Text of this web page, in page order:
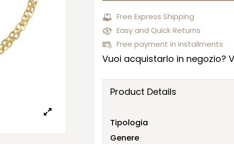
Free Express Shipping
Easy and Quick Returns
Free payment in installments
Vuoi acquistarlo in negozio?
Product Details
Tipologia
Genere